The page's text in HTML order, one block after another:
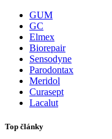
GUM
GC
Elmex
Biorepair
Sensodyne
Parodontax
Meridol
Curasept
Lacalut
Top články